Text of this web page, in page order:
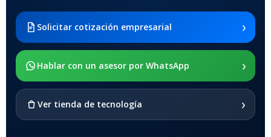
x205
SOPORTE DE APOYO
Solicitar cotización empresarial ›
Hablar con un asesor por WhatsApp ›
Ver tienda de tecnología ›